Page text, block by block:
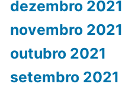
dezembro 2021
novembro 2021
outubro 2021
setembro 2021